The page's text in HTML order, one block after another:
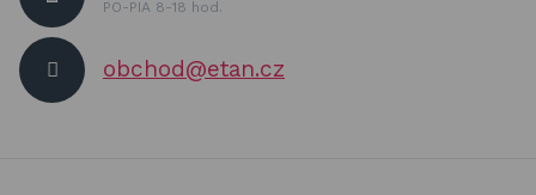
PO-PIA 8-18 hod.
obchod@etan.cz